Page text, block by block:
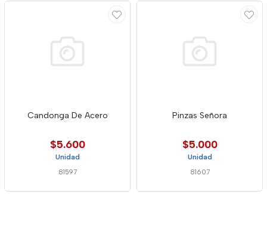
Candonga De Acero
$5.600
Unidad
81597
Pinzas Señora
$5.000
Unidad
81607